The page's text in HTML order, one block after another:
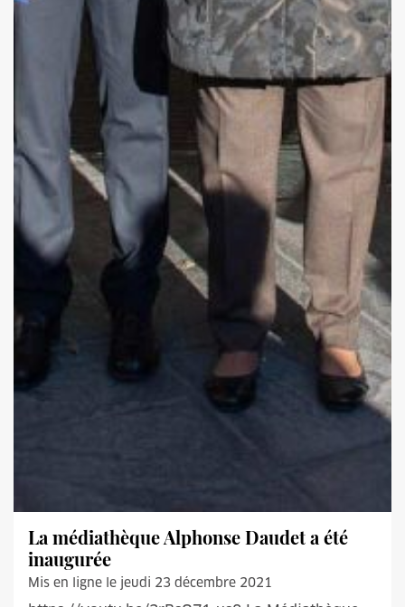
La médiathèque Alphonse Daudet a été
inaugurée
Mis en ligne le jeudi 23 décembre 2021